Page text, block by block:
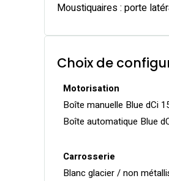
Moustiquaires : porte
Choix de
Motorisation
Boîte manuelle Blue dCi
Boîte automatique Blue
Carrosserie
Blanc glacier / non